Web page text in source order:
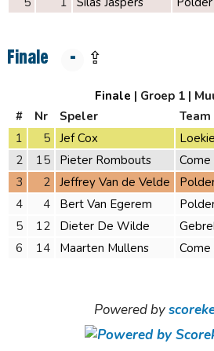
Finale - ⇪
Finale | Groep 1 |
#
Nr Speler Team
1
5 Jef Cox
2
15 Pieter Rombouts
3
2 Jeffrey Van de Velde
4
4 Bert Van Egerem
5
12 Dieter De Wilde
6
14 Maarten Mullens
Powered by